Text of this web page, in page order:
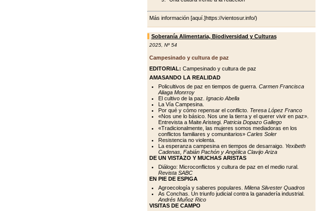
Más información [aquí.]https://vientosur.info/)
Soberanía Alimentaria, Biodiversidad y Culturas
2025, Nº 54
Campesinado y cultura de paz
EDITORIAL: Campesinado y cultura de paz
AMASANDO LA REALIDAD
Policultivos de paz en tiempos de guerra. Carmen Francisca
Aliaga Monrroy
El cultivo de la paz. Ignacio Abella
La Vía Campesina.
Por qué y cómo repensar el conflicto. Teresa López Franco
«Nos une lo básico. Nos une la tierra y el querer vivir en paz».
Entrevista a Maite Aristegi. Patricia Dopazo Gallego
«Tradicionalmente, las mujeres somos mediadoras en los
conflictos familiares y comunitarios» Carles Soler
Resistencia no violenta.
La esperanza campesina en tiempos de desarraigo. Yexibeth
Cadenas, Fabián Pachón y Angélica Clavijo Ariza
DE UN VISTAZO Y MUCHAS ARISTAS
Diálogo: Microconflictos y cultura de paz en el medio rural.
Revista SABC
EN PIE DE ESPIGA
Agroecología y saberes populares. Milena Silvester Quadros
As Conchas. Un triunfo judicial contra la ganadería industrial.
Andrés Muñoz Rico
VISITAS DE CAMPO